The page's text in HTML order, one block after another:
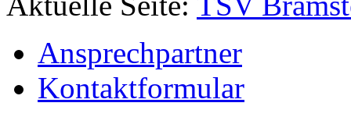
Ansprechpartner
Kontaktformular